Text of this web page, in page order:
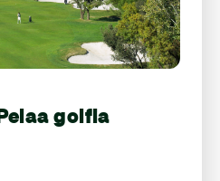
golfia